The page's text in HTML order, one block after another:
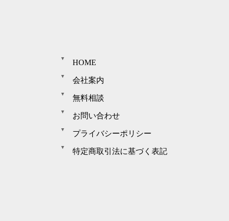
HOME
会社案内
無料相談
お問い合わせ
プライバシーポリシー
特定商取引法に基づく表記